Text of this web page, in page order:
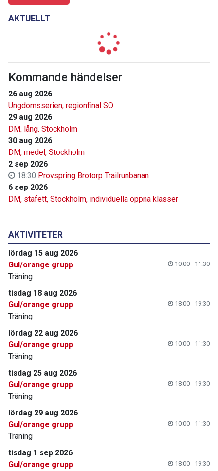
AKTUELLT
Kommande händelser
26 aug 2026
Ungdomsserien, regionfinal SO
29 aug 2026
DM, lång, Stockholm
30 aug 2026
DM, medel, Stockholm
2 sep 2026
18:30 Provspring Brotorp Trailrunbanan
6 sep 2026
DM, stafett, Stockholm, individuella öppna klasser
AKTIVITETER
lördag 15 aug 2026
Gul/orange grupp
10:00 - 11:30
Träning
tisdag 18 aug 2026
Gul/orange grupp
18:00 - 19:30
Träning
lördag 22 aug 2026
Gul/orange grupp
10:00 - 11:30
Träning
tisdag 25 aug 2026
Gul/orange grupp
18:00 - 19:30
Träning
lördag 29 aug 2026
Gul/orange grupp
10:00 - 11:30
Träning
tisdag 1 sep 2026
Gul/orange grupp
18:00 - 19:30